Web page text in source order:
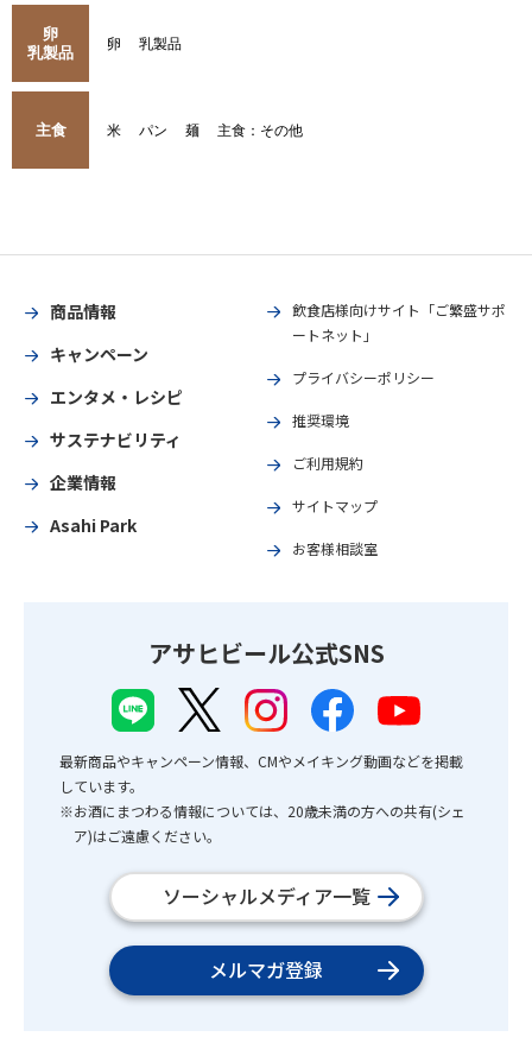
卵
乳製品
卵 乳製品
主食 米 パン 麺 主食：その他
商品情報
キャンペーン
エンタメ・レシピ
サステナビリティ
企業情報
Asahi Park
飲食店様向けサイト「ご繁盛サポ
ートネット」
プライバシーポリシー
推奨環境
ご利用規約
サイトマップ
お客様相談室
アサヒビール公式SNS
最新商品やキャンペーン情報、CMやメイキング動画などを掲載
しています。
※お酒にまつわる情報については、20歳未満の方への共有(シェ
ア)はご遠慮ください。
ソーシャルメディア一覧
メルマガ登録